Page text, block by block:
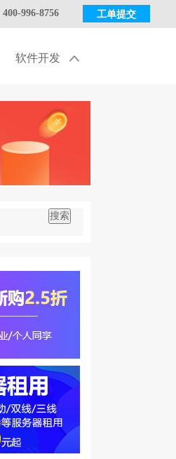
工单提交
400-996-8756
软件开发
搜索